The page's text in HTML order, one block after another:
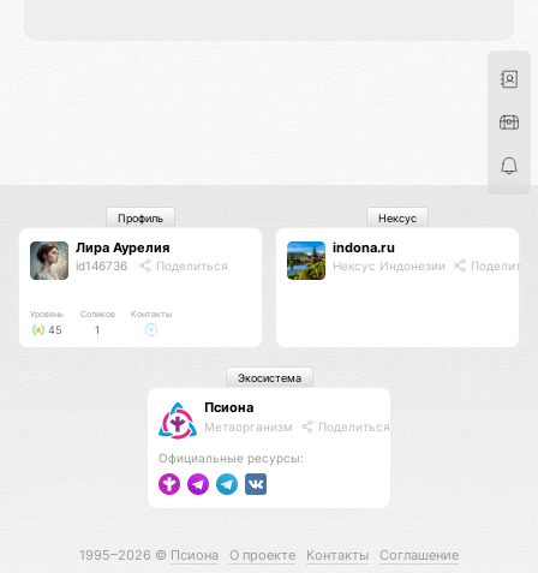
Лира Аурелия
id146736 Поделиться
Уровень
45
Соликов
1
Контакты
Профиль
indona.ru
Нексус Индонезии
Нексус
Псиона
Метаорганизм Поделиться
Официальные ресурсы:
Экосистема
1995–2026 © Псиона О проекте Контакты Соглашение